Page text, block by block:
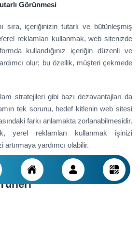
Görünmesi
sıra, içeriğinizin tutarlı ve bütünleşmiş
reklamları kullanmak, web sitenizde
kullandığınız içeriğin düzenli ve
olur; bu özellik, müşteri çekmede
stratejileri gibi bazı dezavantajları da
tek sorunu, hedef kitlenin web sitesi
farkı anlamakta zorlanabilmesidir.
yerel reklamları kullanmak işinizi
yardımcı olabilir.